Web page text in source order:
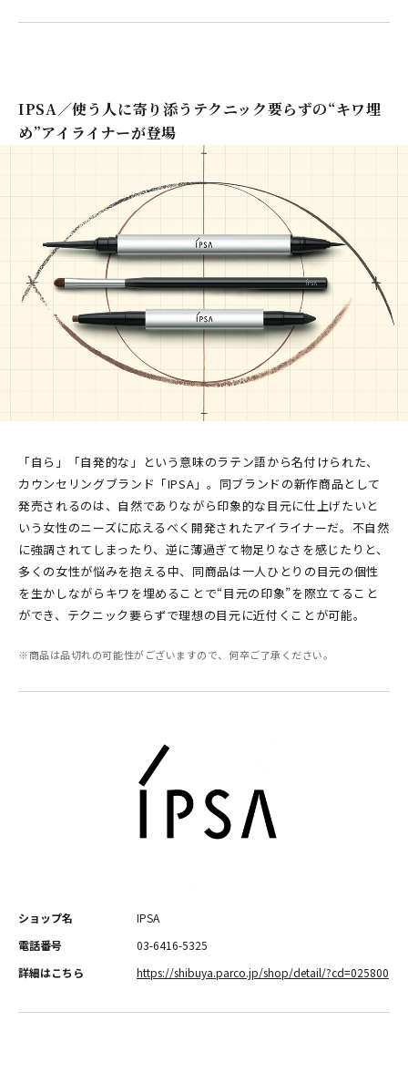
IPSA／使う人に寄り添うテクニック要らずの“キワ埋
め”アイライナーが登場
「自ら」「自発的な」という意味のラテン語から名付けられた、
カウンセリングブランド「IPSA」。同ブランドの新作商品として
発売されるのは、自然でありながら印象的な目元に仕上げたいと
いう女性のニーズに応えるべく開発されたアイライナーだ。不自然
に強調されてしまったり、逆に薄過ぎて物足りなさを感じたりと、
多くの女性が悩みを抱える中、同商品は一人ひとりの目元の個性
を生かしながらキワを埋めることで“目元の印象”を際立てること
ができ、テクニック要らずで理想の目元に近付くことが可能。
※商品は品切れの可能性がございますので、何卒ご了承ください。
ショップ名
IPSA
電話番号
03-6416-5325
詳細はこちら
https://shibuya.parco.jp/shop/detail/?cd=025800